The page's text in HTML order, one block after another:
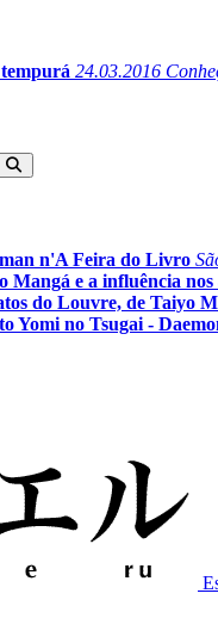
24.03.2016
n'A Feira do Livro
Mangá e a influência
do Louvre, de Taiyo
Yomi no Tsugai -